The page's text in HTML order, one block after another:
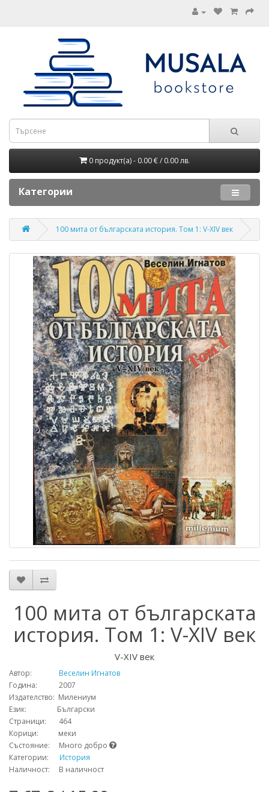
0 продукт(а) - 0.00 € / 0.00 лв.
Категории
100 мита от българската история. Том 1: V-XIV век
100 мита от българската
история. Том 1: V-XIV век
V-XIV век
Автор:
Веселин Игнатов
Година: 2007
Издателство: Милениум
Език: Български
Страници: 464
Корици: меки
Състояние: Много добро
Категории: История
Наличност: В наличност